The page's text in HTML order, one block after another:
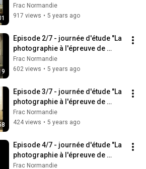
l'abstraction"
Frac Normandie
917 views • 5 years ago
Episode 2/7 - journée d'étude "La
photographie à l'épreuve de
l'abstraction"
Frac Normandie
602 views • 5 years ago
Episode 3/7 - journée d'étude "La
photographie à l'épreuve de
l'abstraction"
Frac Normandie
424 views • 5 years ago
Episode 4/7 - journée d'étude "La
photographie à l'épreuve de
l'abstraction"
Frac Normandie